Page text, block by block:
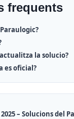
frequents
la solucio?
es oficial?
– Solucions del